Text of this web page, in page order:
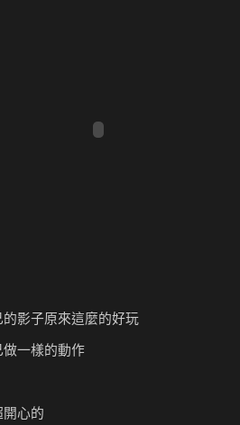
影子原來這麼的好玩
一樣的動作
心的